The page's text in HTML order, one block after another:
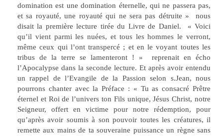
domination est une domination éternelle, qui ne passera pas,
et sa royauté, une royauté qui ne sera pas détruite » nous
disait la première lecture tirée du Livre de Daniel. « Voici
qu’il vient parmi les nuées, et tous les hommes le verront,
même ceux qui l’ont transpercé ; et en le voyant toutes les
tribus de la terre se lamenteront ! » reprenait en écho
l’Apocalypse dans la seconde lecture. Et après avoir entendu
un rappel de l’Evangile de la Passion selon s.Jean, nous
pourrons chanter avec la Préface : « Tu as consacré Prêtre
éternel et Roi de l’univers ton Fils unique, Jésus Christ, notre
Seigneur, offert en victime pour notre rédemption, pour
qu’après avoir soumis à son pouvoir toutes les créatures, il
remette aux mains de ta souveraine puissance un règne sans